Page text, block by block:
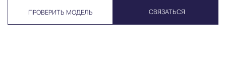
ПРОВЕРИТЬ МОДЕЛЬ СВЯЗАТЬСЯ